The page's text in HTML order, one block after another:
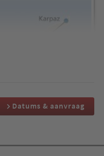
Datums & aanvraag